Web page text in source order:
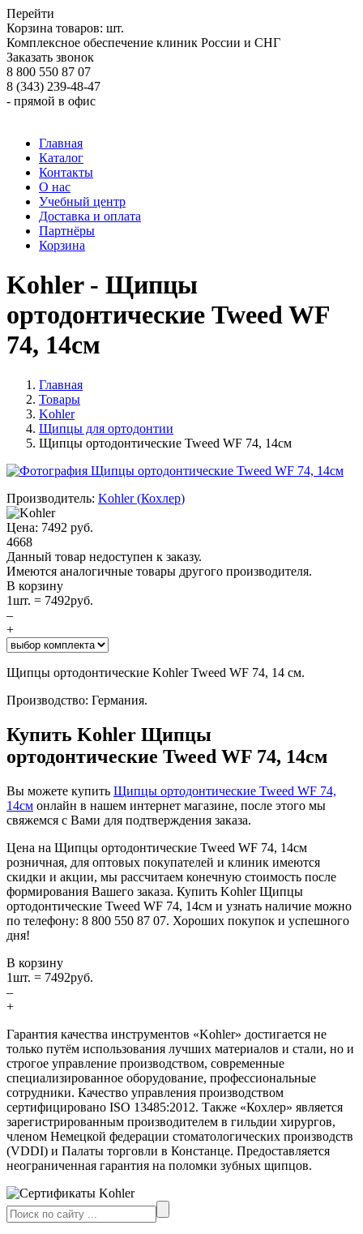
Перейти
Корзина товаров: шт.
Комплексное обеспечение клиник России и СНГ
Заказать звонок
8 800 550 87 07
8 (343) 239-48-47
- прямой в офис
Главная
Каталог
Контакты
О нас
Учебный центр
Доставка и оплата
Партнёры
Корзина
Kohler - Щипцы
ортодонтические Tweed WF
74, 14см
Главная
Товары
Kohler
Щипцы для ортодонтии
Щипцы ортодонтические Tweed WF 74, 14см
Производитель: Kohler(Кохлер)
Цена: 7492 руб.
4668
Данный товар недоступен к заказу.
Имеются аналогичные товары другого производителя.
В корзину
1шт. = 7492руб.
–
+
Щипцы ортодонтические Kohler Tweed WF 74, 14 см.
Производство: Германия.
Купить Kohler Щипцы
ортодонтические Tweed WF 74, 14см
Вы можете купить Щипцы ортодонтические Tweed WF 74,
14см онлайн в нашем интернет магазине, после этого мы
свяжемся с Вами для подтверждения заказа.
Цена на Щипцы ортодонтические Tweed WF 74, 14см
розничная, для оптовых покупателей и клиник имеются
скидки и акции, мы рассчитаем конечную стоимость после
формирования Вашего заказа. Купить Kohler Щипцы
ортодонтические Tweed WF 74, 14см и узнать наличие можно
по телефону: 8 800 550 87 07. Хороших покупок и успешного
дня!
В корзину
1шт. = 7492руб.
–
+
Гарантия качества инструментов «Kohler» достигается не
только путём использования лучших материалов и стали, но и
строгое управление производством, современные
специализированное оборудование, профессиональные
сотрудники. Качество управления производством
сертифицировано ISO 13485:2012. Также «Кохлер» является
зарегистрированным производителем в гильдии хирургов,
членом Немецкой федерации стоматологических производств
(VDDI) и Палаты торговли в Констанце. Предоставляется
неограниченная гарантия на поломки зубных щипцов.